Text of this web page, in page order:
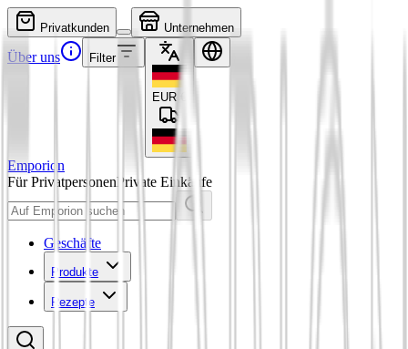
Privatkunden Unternehmen
Über uns Filter
EUR
Emporion
Für PrivatpersonenPrivate Einkäufe
Geschäfte
Produkte
Rezepte